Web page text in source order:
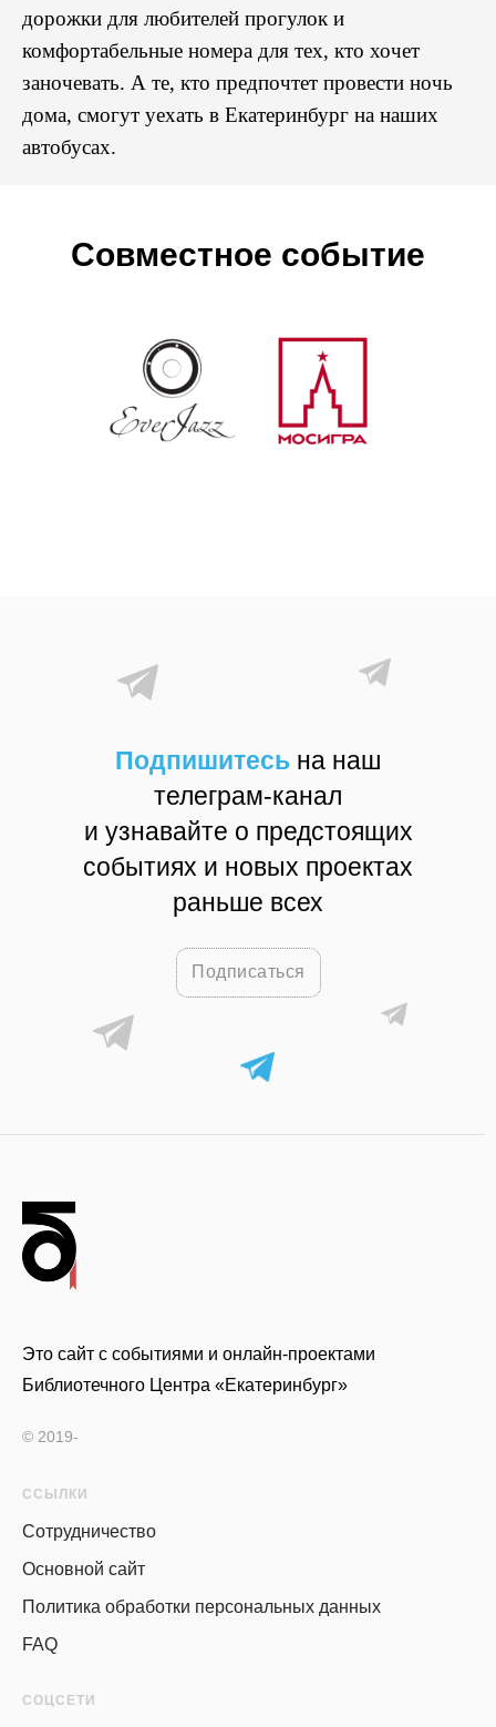
дорожки для любителей прогулок и
комфортабельные номера для тех, кто хочет
заночевать. А те, кто предпочтет провести ночь
дома, смогут уехать в Екатеринбург на наших
автобусах.
Совместное событие
Подпишитесь на наш
телеграм-канал
и узнавайте о предстоящих
событиях и новых проектах
раньше всех
Подписаться
Это сайт с событиями и онлайн-проектами
Библиотечного Центра «Екатеринбург»
© 2019-
ССЫЛКИ
Сотрудничество
Основной сайт
Политика обработки персональных данных
FAQ
СОЦСЕТИ